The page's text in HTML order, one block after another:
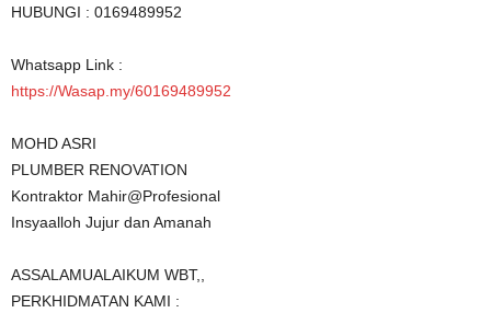
HUBUNGI : 0169489952
Whatsapp Link :
https://Wasap.my/60169489952
MOHD ASRI
PLUMBER RENOVATION
Kontraktor Mahir@Profesional
Insyaalloh Jujur dan Amanah
ASSALAMUALAIKUM WBT,,
PERKHIDMATAN KAMI :